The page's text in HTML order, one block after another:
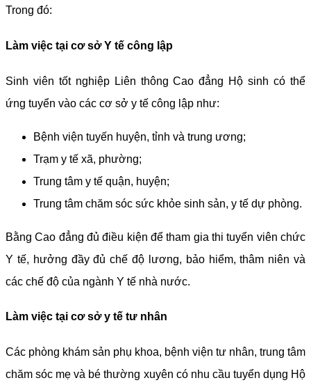
Trong đó:
Làm việc tại cơ sở Y tế công lập
Sinh viên tốt nghiệp Liên thông Cao đẳng Hộ sinh có thể
ứng tuyển vào các cơ sở y tế công lập như:
Bệnh viện tuyến huyện, tỉnh và trung ương;
Trạm y tế xã, phường;
Trung tâm y tế quận, huyện;
Trung tâm chăm sóc sức khỏe sinh sản, y tế dự phòng.
Bằng Cao đẳng đủ điều kiện để tham gia thi tuyển viên chức
Y tế, hưởng đầy đủ chế độ lương, bảo hiểm, thâm niên và
các chế độ của ngành Y tế nhà nước.
Làm việc tại cơ sở y tế tư nhân
Các phòng khám sản phụ khoa, bệnh viện tư nhân, trung tâm
chăm sóc mẹ và bé thường xuyên có nhu cầu tuyển dụng Hộ